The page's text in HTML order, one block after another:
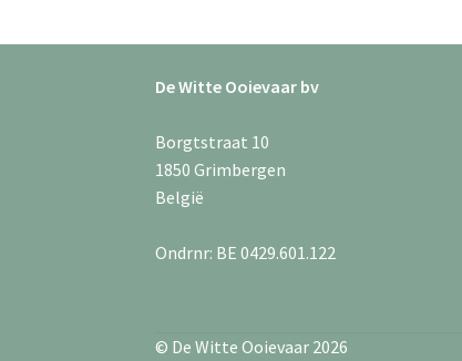
De Witte Ooievaar bv
Borgtstraat 10
1850 Grimbergen
België
Ondrnr: BE 0429.601.122
© De Witte Ooievaar 2026